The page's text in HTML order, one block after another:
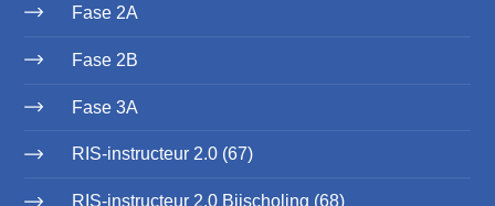
Fase 2A
Fase 2B
Fase 3A
RIS-instructeur 2.0 (67)
RIS-instructeur 2.0 Bijscholing (68)